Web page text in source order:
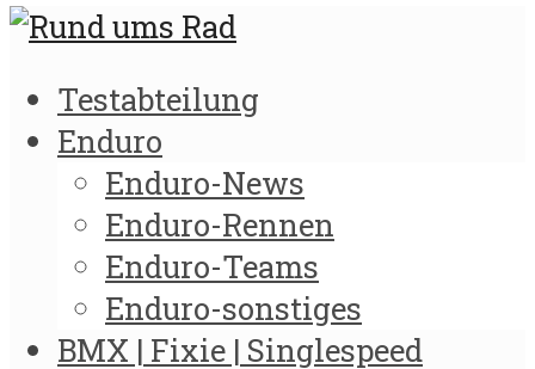
Testabteilung
Enduro
Enduro-News
Enduro-Rennen
Enduro-Teams
Enduro-sonstiges
BMX | Fixie | Singlespeed